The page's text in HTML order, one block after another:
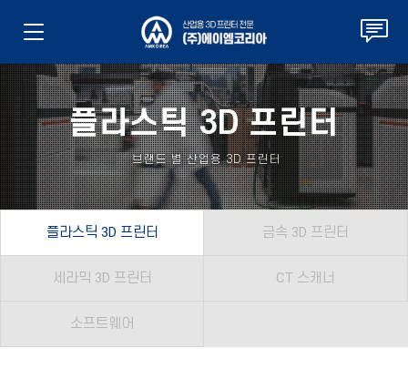
플라스틱 3D 프린터
브랜드 별 산업용 3D 프린터
플라스틱 3D 프린터 금속 3D 프린터
세라믹 3D 프린터 CT 스캐너
소프트웨어